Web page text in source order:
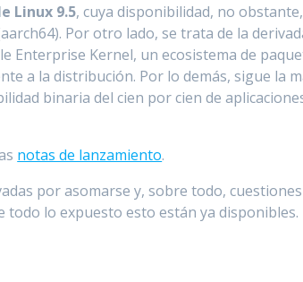
Linux 9.5, cuya disponibilidad, no
Por otro lado, se trata de la
Enterprise Kernel, un ecosistema de
a la distribución. Por lo demás, sigue la
binaria del cien por cien de
notas de lanzamiento.
por asomarse y, sobre todo,
lo expuesto esto están ya disponibles.